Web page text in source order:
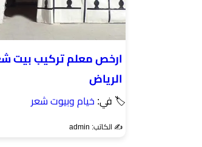
ارخص معلم تركيب بيت
الرياض
🏷 في: خيام وبيوت شعر
✍️ الكاتب: admin